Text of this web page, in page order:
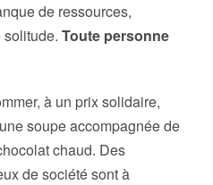
de ressources,
Toute personne
à un prix solidaire,
soupe accompagnée de
chaud. Des
de société sont à